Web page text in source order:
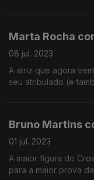
Marta Rocha
08 jul. 2023
A atriz que agora
seu atribulado (e
Bruno Martins
01 jul. 2023
A maior figura do
para a maior prova